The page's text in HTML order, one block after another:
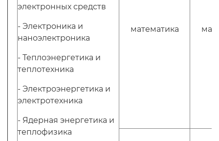
электронных средств
- Электроника и
наноэлектроника
- Теплоэнергетика и
теплотехника
- Электроэнергетика и
электротехника
- Ядерная энергетика и
теплофизика
математика